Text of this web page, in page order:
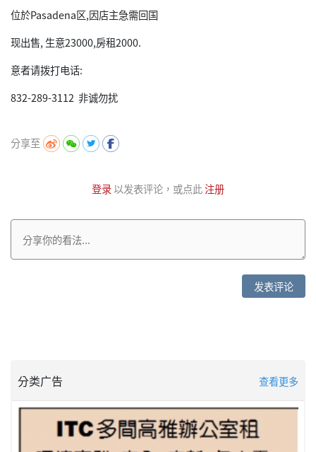
位於Pasadena区,因店主急需回国
现出售, 生意23000,房租2000.
意者请拨打电话:
832-289-3112 非诚勿扰
分享至
登录以发表评论，或点此注册
发表评论
分类广告 查看更多